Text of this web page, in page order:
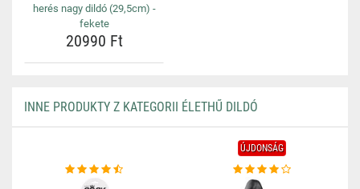
herés nagy dildó (29,5cm) -
fekete
20990 Ft
INNE PRODUKTY Z KATEGORII ÉLETHŰ DILDÓ
ÚJDONSÁG